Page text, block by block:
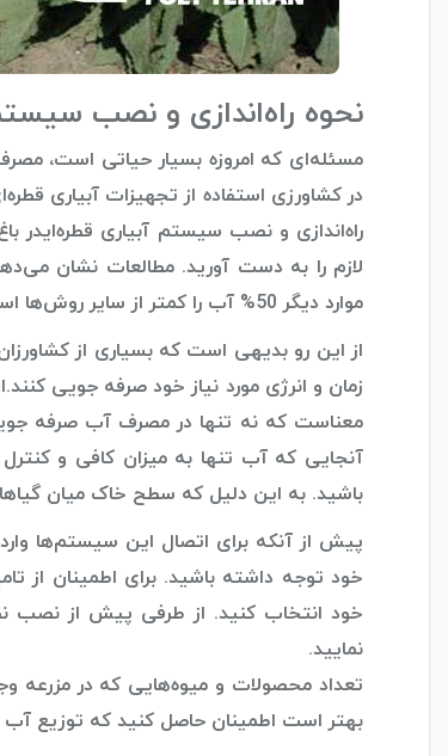
نحوه راه‌اندازی و نصب
مسئله‌ای که امروزه بسیار حیاتی است،
در کشاورزی استفاده از تجهیزات آبیاری
راه‌اندازی و نصب سیستم‌ آبیاری قطره‌ایدر
موارد دیگر 50% آب را کمتر از سایر روش‌ها استفاده می‌کنند.
از این رو بدیهی است که بسیاری از
زمان و انرژی مورد نیاز خود صرفه جویی
معناست که نه تنها در مصرف آب صرفه
آنجایی که آب تنها به میزان کافی و
باشید. به این دلیل که سطح خاک میان
پیش از آنکه برای اتصال این سیستم‌ها
خود توجه داشته باشید. برای اطمینان از
خود انتخاب کنید. از طرفی پیش از نصب
نمایید.
تعداد محصولات و میوه‌هایی که در مزرعه
بهتر است اطمینان حاصل کنید که توزیع